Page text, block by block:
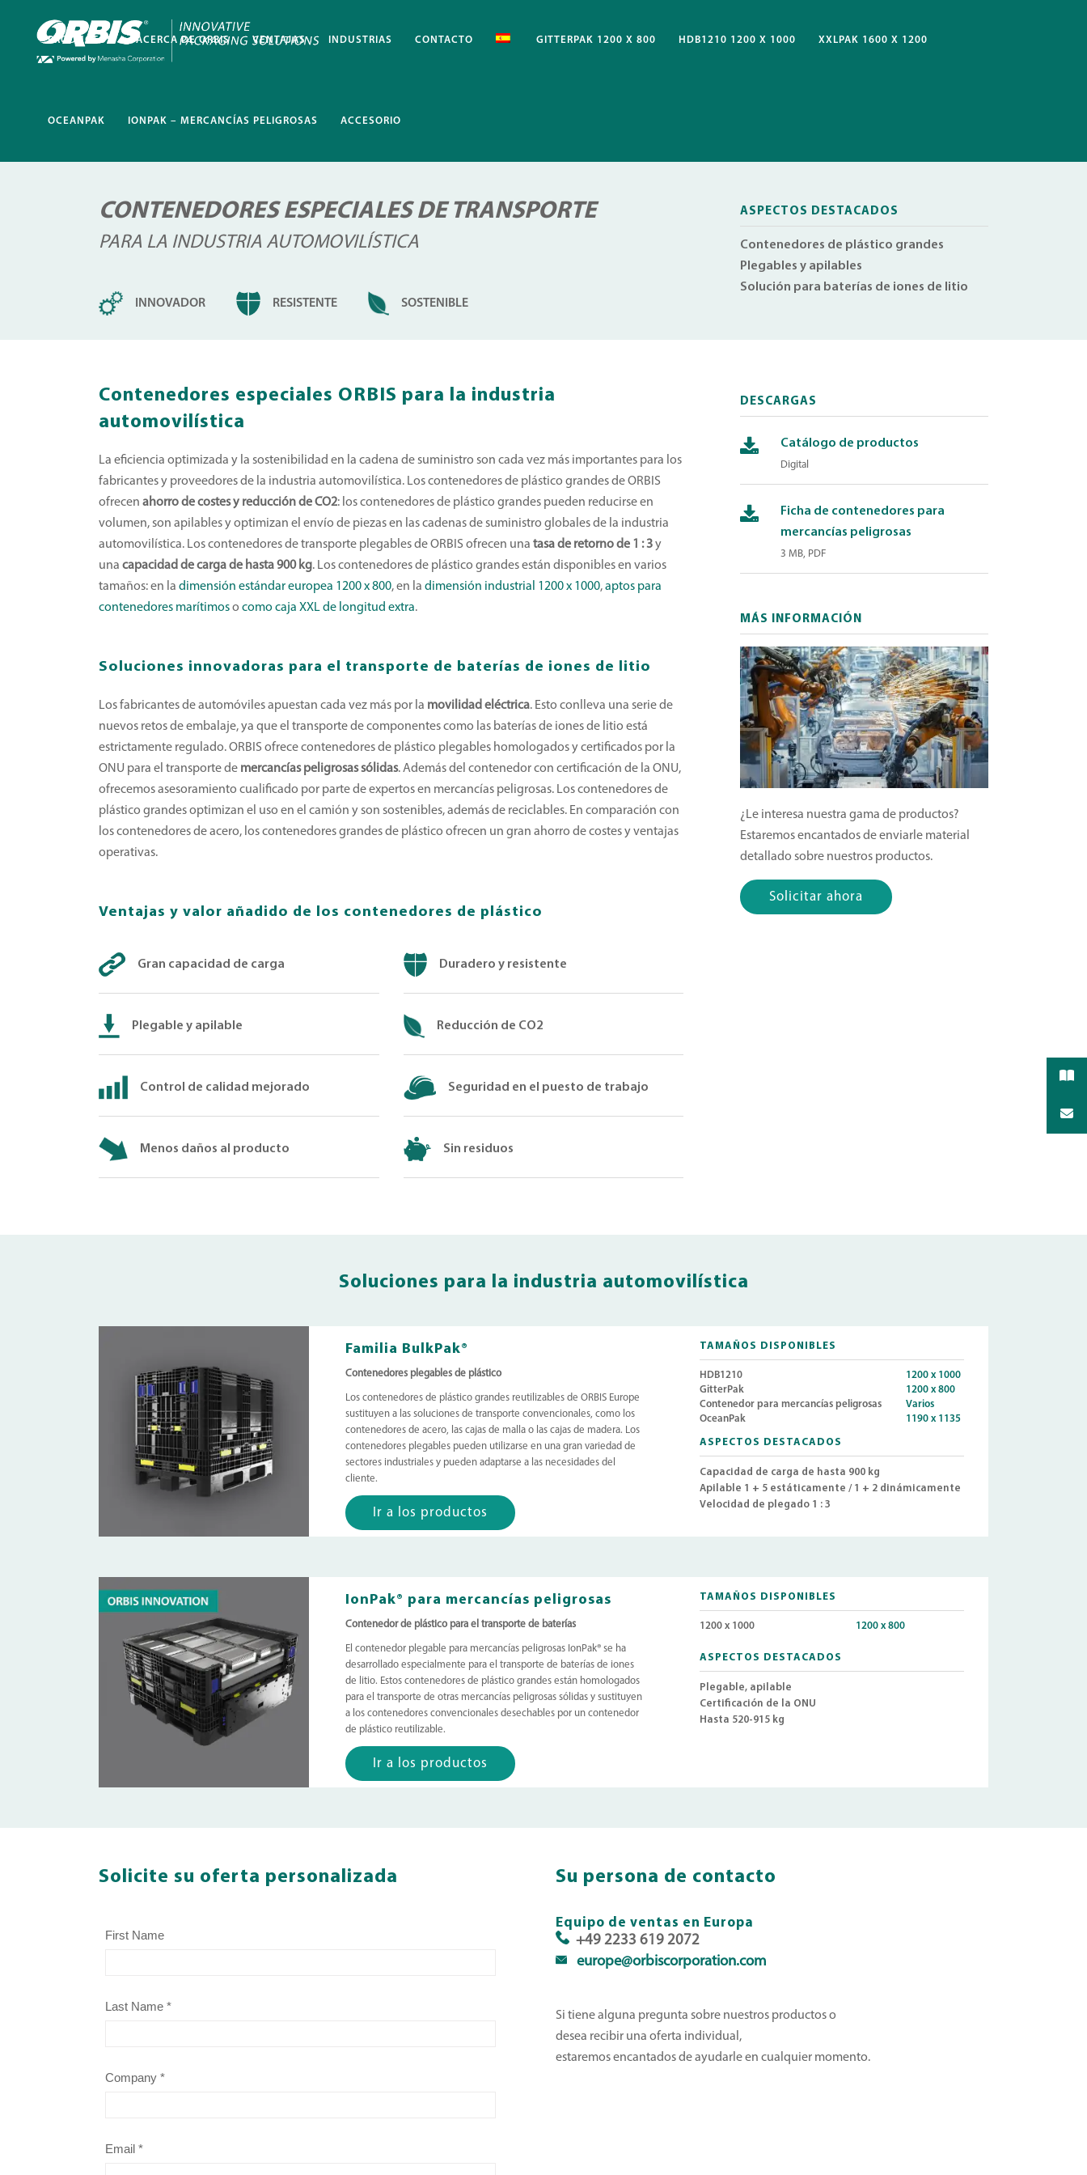
PRODUCTOS ACERCA DE ORBIS VENTAJAS INDUSTRIAS CONTACTO GITTERPAK 1200 X 800 HDB1210 1200 X 1000 XXLPAK 1600 X 1200
OCEANPAK IONPAK – MERCANCÍAS PELIGROSAS ACCESORIO
CONTENEDORES ESPECIALES DE TRANSPORTE
PARA LA INDUSTRIA AUTOMOVILÍSTICA
INNOVADOR RESISTENTE SOSTENIBLE
ASPECTOS DESTACADOS
Contenedores de plástico grandes
Plegables y apilables
Solución para baterías de iones de litio
Contenedores especiales ORBIS para la industria
automovilística
La eficiencia optimizada y la sostenibilidad en la cadena de suministro son cada vez más importantes para los
fabricantes y proveedores de la industria automovilística. Los contenedores de plástico grandes de ORBIS
ofrecen ahorro de costes y reducción de CO2: los contenedores de plástico grandes pueden reducirse en
volumen, son apilables y optimizan el envío de piezas en las cadenas de suministro globales de la industria
automovilística. Los contenedores de transporte plegables de ORBIS ofrecen una tasa de retorno de 1 : 3y
una capacidad de carga de hasta 900 kg. Los contenedores de plástico grandes están disponibles en varios
tamaños: en la dimensión estándar europea 1200 x 800, en la dimensión industrial 1200 x 1000,aptos para
contenedores marítimoso como caja XXL de longitud extra.
Soluciones innovadoras para el transporte de baterías de iones de litio
Los fabricantes de automóviles apuestan cada vez más por la movilidad eléctrica. Esto conlleva una serie de
nuevos retos de embalaje, ya que el transporte de componentes como las baterías de iones de litio está
estrictamente regulado. ORBIS ofrece contenedores de plástico plegables homologados y certificados por la
ONU para el transporte de mercancías peligrosas sólidas. Además del contenedor con certificación de la ONU,
ofrecemos asesoramiento cualificado por parte de expertos en mercancías peligrosas. Los contenedores de
plástico grandes optimizan el uso en el camión y son sostenibles, además de reciclables. En comparación con
los contenedores de acero, los contenedores grandes de plástico ofrecen un gran ahorro de costes y ventajas
operativas.
Ventajas y valor añadido de los contenedores de plástico
Gran capacidad de carga
Plegable y apilable
Control de calidad mejorado
Menos daños al producto
Duradero y resistente
Reducción de CO2
Seguridad en el puesto de trabajo
Sin residuos
DESCARGAS
Catálogo de productos
Digital
Ficha de contenedores para
mercancías peligrosas
3 MB, PDF
MÁS INFORMACIÓN
¿Le interesa nuestra gama de productos?
Estaremos encantados de enviarle material
detallado sobre nuestros productos.
Solicitar ahora
Soluciones para la industria automovilística
Familia BulkPak®
Contenedores plegables de plástico
Los contenedores de plástico grandes reutilizables de ORBIS Europe
sustituyen a las soluciones de transporte convencionales, como los
contenedores de acero, las cajas de malla o las cajas de madera. Los
contenedores plegables pueden utilizarse en una gran variedad de
sectores industriales y pueden adaptarse a las necesidades del
cliente.
Ir a los productos
TAMAÑOS DISPONIBLES
HDB1210
1200 x 1000
GitterPak
1200 x 800
Contenedor para mercancías peligrosas
Varios
OceanPak
1190 x 1135
ASPECTOS DESTACADOS
Capacidad de carga de hasta 900 kg
Apilable 1 + 5 estáticamente / 1 + 2 dinámicamente
Velocidad de plegado 1 : 3
IonPak® para mercancías peligrosas
Contenedor de plástico para el transporte de baterías
El contenedor plegable para mercancías peligrosas IonPak® se ha
desarrollado especialmente para el transporte de baterías de iones
de litio. Estos contenedores de plástico grandes están homologados
para el transporte de otras mercancías peligrosas sólidas y sustituyen
a los contenedores convencionales desechables por un contenedor
de plástico reutilizable.
Ir a los productos
TAMAÑOS DISPONIBLES
1200 x 1000 1200 x 800
ASPECTOS DESTACADOS
Plegable, apilable
Certificación de la ONU
Hasta 520-915 kg
Solicite su oferta personalizada Su persona de contacto
Equipo de ventas en Europa
+49 2233 619 2072
europe@orbiscorporation.com
Si tiene alguna pregunta sobre nuestros productos o
desea recibir una oferta individual,
estaremos encantados de ayudarle en cualquier momento.